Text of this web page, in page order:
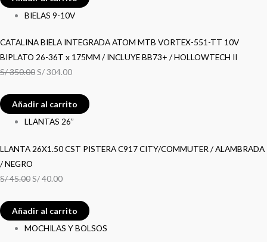
BIELAS 9-10V
CATALINA BIELA INTEGRADA ATOM MTB VORTEX-551-TT 10V
BIPLATO 26-36T x 175MM / INCLUYE BB73+ / HOLLOWTECH II
S/350.00S/304.00
Añadir al carrito
LLANTAS 26”
LLANTA 26X1.50 CST PISTERA C917 CITY/COMMUTER / ALAMBRADA
/ NEGRO
S/45.00S/40.00
Añadir al carrito
MOCHILAS Y BOLSOS